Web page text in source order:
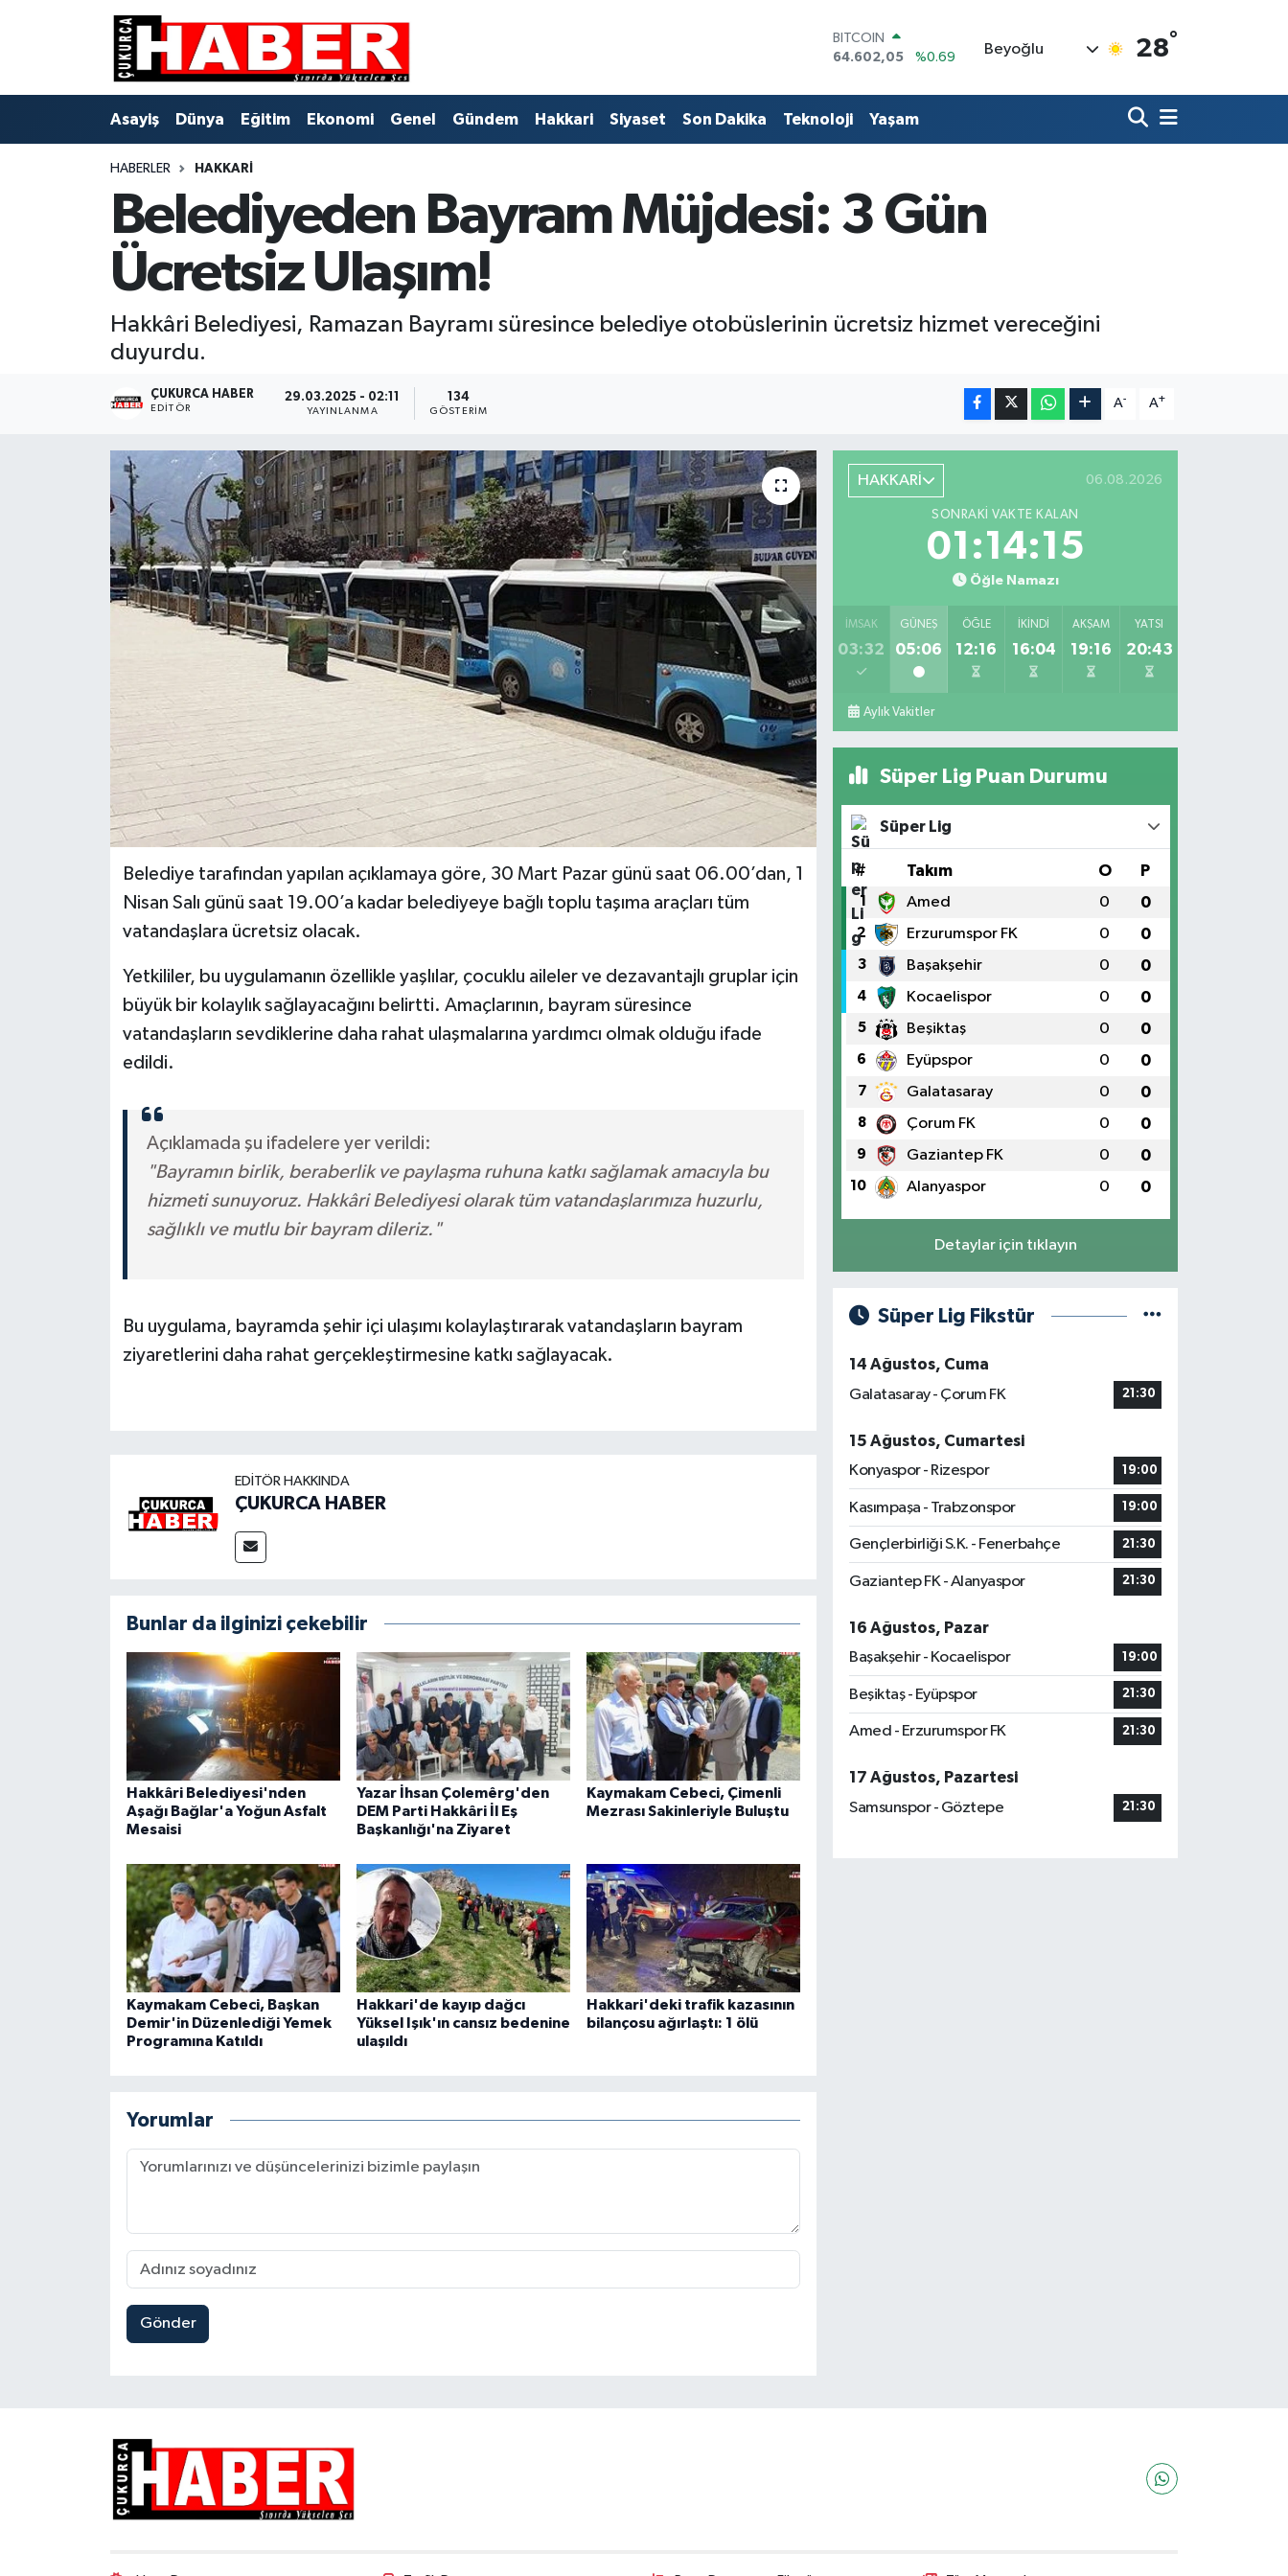
BITCOIN
64.602,05
%0.69
47,5986
%0.06
EURO
GRAM ALTIN
6518.23
%0.39
BİST100
Beyoğlu 28°
Asayiş Dünya Eğitim Ekonomi Genel Gündem Hakkari Siyaset Son Dakika Teknoloji Yaşam
HABERLER HAKKARI
Belediyeden Bayram Müjdesi: 3 Gün
Ücretsiz Ulaşım!
Hakkâri Belediyesi, Ramazan Bayramı süresince belediye otobüslerinin ücretsiz hizmet vereceğini
duyurdu.
ÇUKURCA HABER
EDITÖR
29.03.2025 - 02:11
YAYINLANMA
134
GÖSTERIM
A- A+
Belediye tarafından yapılan açıklamaya göre, 30 Mart Pazar günü saat 06.00’dan, 1
Nisan Salı günü saat 19.00’a kadar belediyeye bağlı toplu taşıma araçları tüm
vatandaşlara ücretsiz olacak.
Yetkililer, bu uygulamanın özellikle yaşlılar, çocuklu aileler ve dezavantajlı gruplar için
büyük bir kolaylık sağlayacağını belirtti. Amaçlarının, bayram süresince
vatandaşların sevdiklerine daha rahat ulaşmalarına yardımcı olmak olduğu ifade
edildi.
Açıklamada şu ifadelere yer verildi:
"Bayramın birlik, beraberlik ve paylaşma ruhuna katkı sağlamak amacıyla bu
hizmeti sunuyoruz. Hakkâri Belediyesi olarak tüm vatandaşlarımıza huzurlu,
sağlıklı ve mutlu bir bayram dileriz."
Bu uygulama, bayramda şehir içi ulaşımı kolaylaştırarak vatandaşların bayram
ziyaretlerini daha rahat gerçekleştirmesine katkı sağlayacak.
EDITÖR HAKKINDA
ÇUKURCA HABER
Bunlar da ilginizi çekebilir
Hakkâri Belediyesi'nden
Aşağı Bağlar'a Yoğun Asfalt
Mesaisi
Yazar İhsan Çolemêrg'den
DEM Parti Hakkâri İl Eş
Başkanlığı'na Ziyaret
Kaymakam Cebeci, Çimenli
Mezrası Sakinleriyle Buluştu
Kaymakam Cebeci, Başkan
Demir'in Düzenlediği Yemek
Programına Katıldı
Hakkari'de kayıp dağcı
Yüksel Işık'ın cansız bedenine
ulaşıldı
Hakkari'deki trafik kazasının
bilançosu ağırlaştı: 1 ölü
Yorumlar
Gönder
HAKKARİ 06.08.2026
SONRAKI VAKTE KALAN
01:14:15
Öğle Namazı
İMSAK
03:32
GÜNEŞ
05:06
ÖĞLE
12:16
İKINDI
16:04
AKŞAM
19:16
YATSI
20:43
Aylık Vakitler
Süper Lig Puan Durumu
Süper Lig
# Takım O P
1 Amed 0 0
2 Erzurumspor FK 0 0
3 Başakşehir 0 0
4 Kocaelispor 0 0
5 Beşiktaş 0 0
6 Eyüpspor 0 0
7 Galatasaray 0 0
8 Çorum FK 0 0
9 Gaziantep FK 0 0
10 Alanyaspor 0 0
Detaylar için tıklayın
Süper Lig Fikstür
14 Ağustos, Cuma
Galatasaray - Çorum FK
21:30
15 Ağustos, Cumartesi
Konyaspor - Rizespor
19:00
Kasımpaşa - Trabzonspor 19:00
Gençlerbirliği S.K. - Fenerbahçe 21:30
Gaziantep FK - Alanyaspor 21:30
16 Ağustos, Pazar
Başakşehir - Kocaelispor
19:00
Beşiktaş - Eyüpspor 21:30
Amed - Erzurumspor FK 21:30
17 Ağustos, Pazartesi
Samsunspor - Göztepe
21:30
Gündem
Son Dakika
Teknoloji
Hava Durumu
Trafik Durumu
Süper Lig Puan Durumu ve Fikstür
Tüm Manşetler
Son Dakika Haberleri
Haber Arşivi